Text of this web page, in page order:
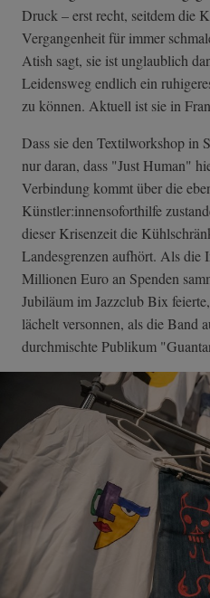
Druck – erst recht, seitdem die
Vergangenheit für immer
Atish sagt, sie ist unglaublich
Leidensweg endlich ein
zu können. Aktuell ist sie in
Dass sie den Textilworkshop in
nur daran, dass "Just Human"
Verbindung kommt über die
Künstler:innensoforthilfe
dieser Krisenzeit die
Landesgrenzen aufhört. Als die
Millionen Euro an Spenden
Jubiläum im Jazzclub Bix
lächelt versonnen, als die Band
durchmischte Publikum